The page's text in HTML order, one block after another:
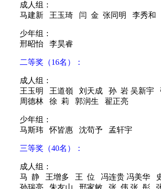
成人组：
马建新 王玉琦 闫 金 张同明 李秀和
少年组：
邢昭怡 李昊睿
二等奖（16名）：
成人组：
王玉明 王道嶺 刘天成 孙 岩 吴新
周德林 徐 莉 郭润生 翟正亮
少年组：
马斯玮 怀皆惠 沈苟予 孟轩宇
三等奖（40名）：
成人组：
马 静 王增多 王 位 冯连贵 冯美华